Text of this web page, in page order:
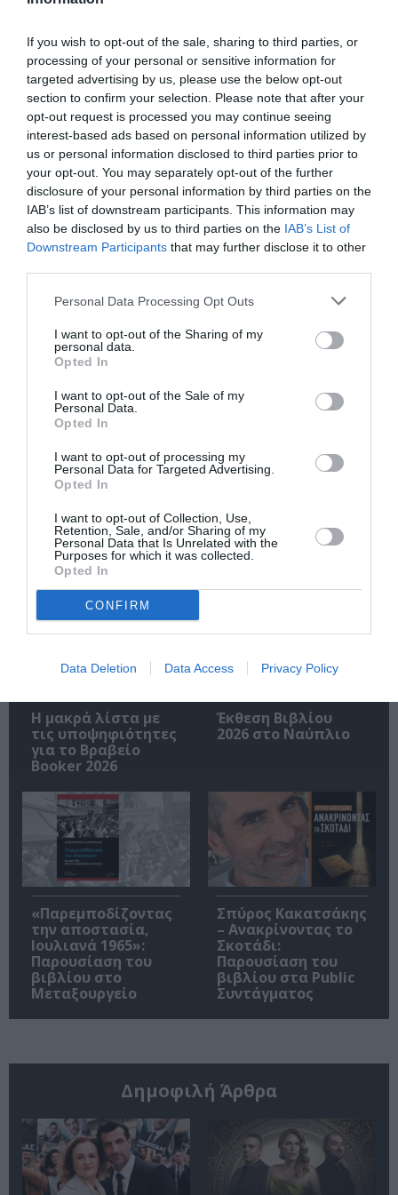
If you wish to opt-out of the sale, sharing to third parties, or
processing of your personal or sensitive information for
targeted advertising by us, please use the below opt-out
section to confirm your selection. Please note that after your
opt-out request is processed you may continue seeing
interest-based ads based on personal information utilized by
us or personal information disclosed to third parties prior to
your opt-out. You may separately opt-out of the further
disclosure of your personal information by third parties on the
IAB’s list of downstream participants. This information may
also be disclosed by us to third parties on the IAB’s List of
Downstream Participants that may further disclose it to other
Personal Data Processing Opt Outs
I want to opt-out of the Sharing of my
personal data.
Opted In
I want to opt-out of the Sale of my
Personal Data.
Opted In
I want to opt-out of processing my
Personal Data for Targeted Advertising.
Opted In
I want to opt-out of Collection, Use,
Retention, Sale, and/or Sharing of my
Personal Data that Is Unrelated with the
Purposes for which it was collected.
Opted In
CONFIRM
Data Deletion Data Access Privacy Policy
Δείτε όλα τατελευταία νέαγια την Τέχνη και τον
Πολιτισμό στοCulturenow.gr
Νέοι Διαγωνισμοί❯
Tags
PAUL AUSTER PUBLIC
ΔΩΡΕΑΝ ΕΚΔΗΛΩΣΕΙΣ
ΕΚΔΟΣΕΙΣ ΜΕΤΑΙΧΜΙΟ
ΞΕΝΟΙ ΣΥΓΓΡΑΦΕΙΣ
ΠΑΡΟΥΣΙΑΣΕΙΣ ΒΙΒΛΙΩΝ
ΠΕΖΟΓΡΑΦΙΑ
Newsletter
Κάθε βδομάδα στο e-mail σας τα τελευταία νέα για
την Τέχνη και τον Πολιτισμό!
Ακολουθήστε το Culturenow.gr
Η μακρά λίστα με
τις υποψηφιότητες
για το Βραβείο
Booker 2026
Έκθεση Βιβλίου
2026 στο Ναύπλιο
«Παρεμποδίζοντας
την αποστασία,
Ιουλιανά 1965»:
Παρουσίαση του
βιβλίου στο
Μεταξουργείο
Σπύρος Κακατσάκης
– Ανακρίνοντας το
Σκοτάδι:
Παρουσίαση του
βιβλίου στα Public
Συντάγματος
Δημοφιλή Άρθρα